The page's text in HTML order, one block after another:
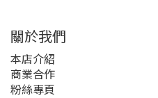
關於我們
本店介紹
商業合作
粉絲專頁